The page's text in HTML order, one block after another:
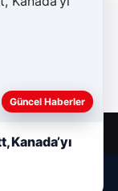
Güncel Haberler
Kanada’yı